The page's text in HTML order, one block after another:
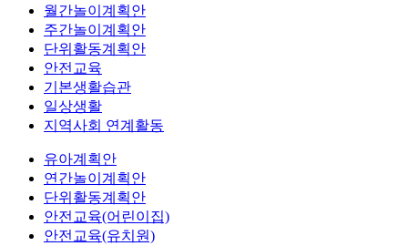
월간놀이계획안
주간놀이계획안
단위활동계획안
안전교육
기본생활습관
일상생활
지역사회 연계활동
유아계획안
연간놀이계획안
단위활동계획안
안전교육(어린이집)
안전교육(유치원)